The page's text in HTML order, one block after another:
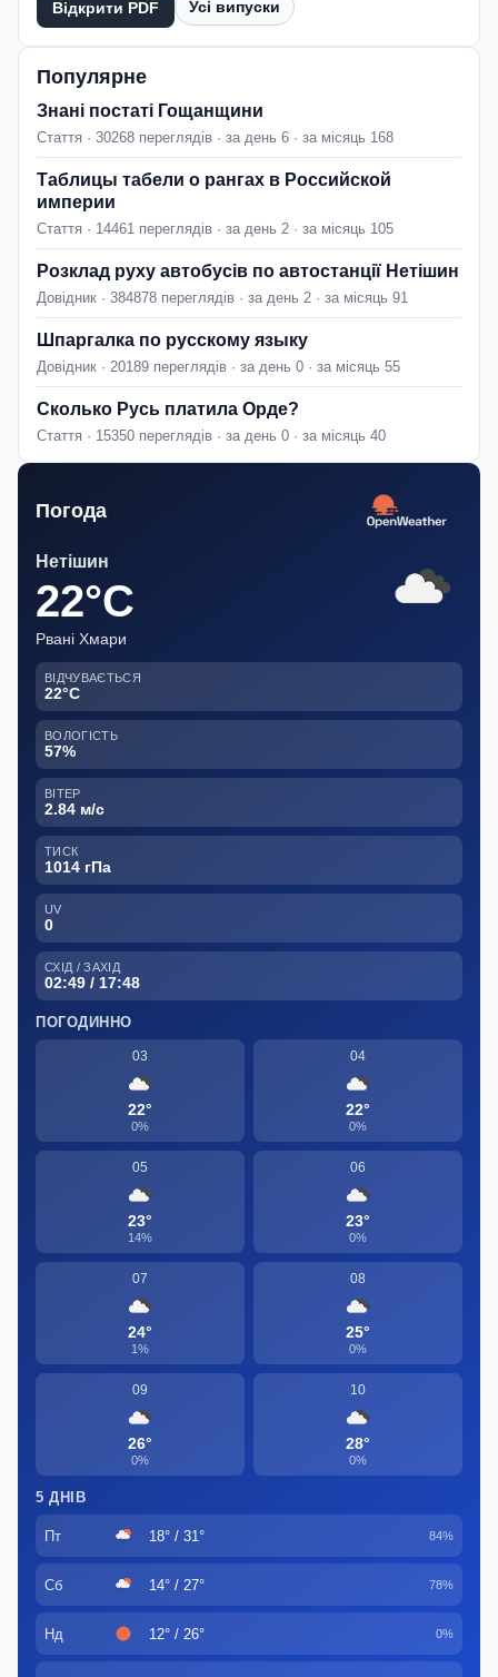
Відкрити PDF Усі випуски
Популярне
Знані постаті Гощанщини
Стаття · 30268 переглядів · за день 6 · за місяць 168
Таблицы табели о рангах в Российской
империи
Стаття · 14461 переглядів · за день 2 · за місяць 105
Розклад руху автобусів по автостанції Нетішин
Довідник · 384878 переглядів · за день 2 · за місяць 91
Шпаргалка по русскому языку
Довідник · 20189 переглядів · за день 0 · за місяць 55
Сколько Русь платила Орде?
Стаття · 15350 переглядів · за день 0 · за місяць 40
Погода
Нетішин
22°C
Рвані Хмари
ВІДЧУВАЄТЬСЯ
22°C
ВОЛОГІСТЬ
57%
ВІТЕР
2.84 м/с
ТИСК
1014 гПа
UV
0
СХІД / ЗАХІД
02:49 / 17:48
ПОГОДИННО
03
22°
0%
04
22°
0%
05
23°
14%
06
23°
0%
07
24°
1%
08
25°
0%
09
26°
0%
10
28°
0%
5 ДНІВ
Пт 18° / 31° 84%
Сб 14° / 27° 78%
Нд 12° / 26° 0%